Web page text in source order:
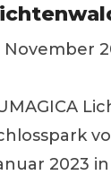
November
2023